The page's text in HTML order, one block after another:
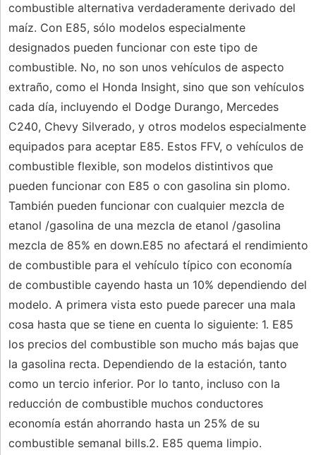
combustible alternativa verdaderamente derivado del
maíz. Con E85, sólo modelos especialmente
designados pueden funcionar con este tipo de
combustible. No, no son unos vehículos de aspecto
extraño, como el Honda Insight, sino que son vehículos
cada día, incluyendo el Dodge Durango, Mercedes
C240, Chevy Silverado, y otros modelos especialmente
equipados para aceptar E85. Estos FFV, o vehículos de
combustible flexible, son modelos distintivos que
pueden funcionar con E85 o con gasolina sin plomo.
También pueden funcionar con cualquier mezcla de
etanol /gasolina de una mezcla de etanol /gasolina
mezcla de 85% en down.E85 no afectará el rendimiento
de combustible para el vehículo típico con economía
de combustible cayendo hasta un 10% dependiendo del
modelo. A primera vista esto puede parecer una mala
cosa hasta que se tiene en cuenta lo siguiente: 1. E85
los precios del combustible son mucho más bajas que
la gasolina recta. Dependiendo de la estación, tanto
como un tercio inferior. Por lo tanto, incluso con la
reducción de combustible muchos conductores
economía están ahorrando hasta un 25% de su
combustible semanal bills.2. E85 quema limpio.